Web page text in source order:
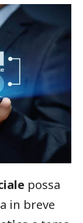
possa
in breve